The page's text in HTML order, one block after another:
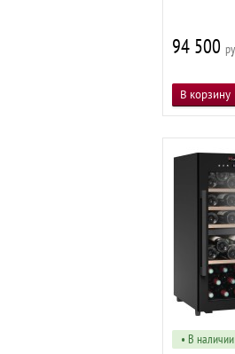
94 500 р
• В наличии